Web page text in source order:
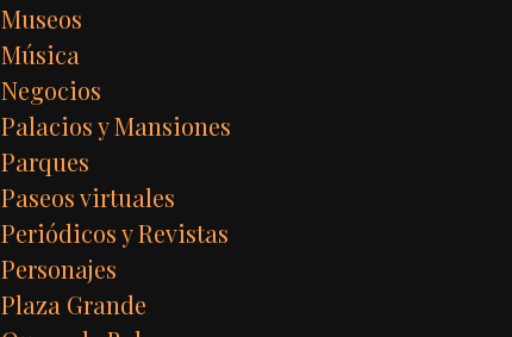
Museos
Música
Negocios
Palacios y Mansiones
Parques
Paseos virtuales
Periódicos y Revistas
Personajes
Plaza Grande